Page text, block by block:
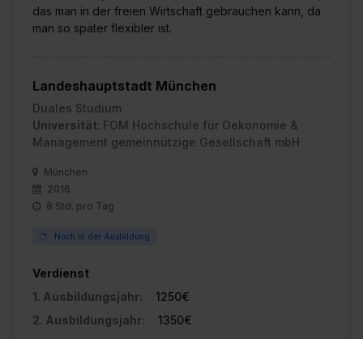
das man in der freien Wirtschaft gebrauchen kann, da
man so später flexibler ist.
Landeshauptstadt München
Duales Studium
Universität: FOM Hochschule für Oekonomie &
Management gemeinnützige Gesellschaft mbH
München
2016
8 Std. pro Tag
Noch in der Ausbildung
Verdienst
1. Ausbildungsjahr:
1250€
2. Ausbildungsjahr:
1350€